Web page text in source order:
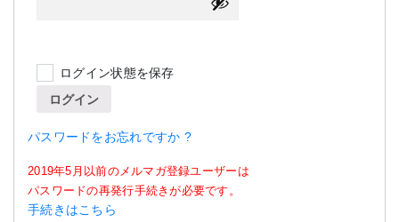
ログイン状態を保存
ログイン
パスワードをお忘れですか ?
2019年5月以前のメルマガ登録ユーザーは
パスワードの再発行手続きが必要です。
手続きはこちら